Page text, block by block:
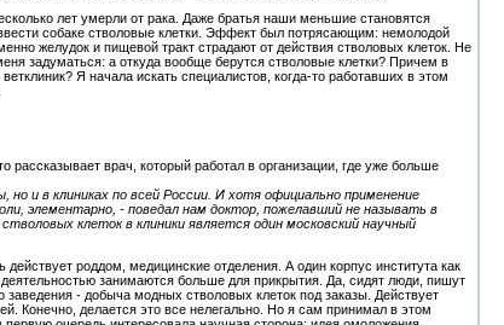
лет умерли от рака. Даже братья наши меньшие становятся
собаке стволовые клетки. Эффект был потрясающим: немолодой
желудок и пищевой тракт страдают от действия стволовых клеток. Не
задуматься: а откуда вообще берутся стволовые клетки? Причем в
Я начала искать специалистов, когда-то работавших в этом
врач, который работал в организации, где уже больше
и в клиниках по всей России. И хотя официально применение
элементарно, - поведал нам доктор, пожелавший не называть в
клеток в клиники является один московский научный
роддом, медицинские отделения. А один корпус института как
занимаются больше для прикрытия. Да, сидят люди, пишут
- добыча модных стволовых клеток под заказы. Действует
Конечно, делается это все нелегально. Но я сам принимал в этом